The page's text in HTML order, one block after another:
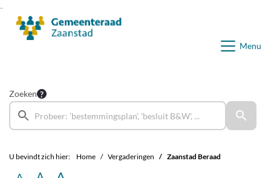
Menu
Zoeken
U bevindt zich hier: Home Vergaderingen Zaanstad Beraad